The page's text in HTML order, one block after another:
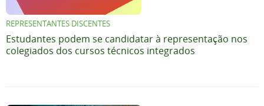
REPRESENTANTES DISCENTES
Estudantes podem se candidatar à representação nos
colegiados dos cursos técnicos integrados